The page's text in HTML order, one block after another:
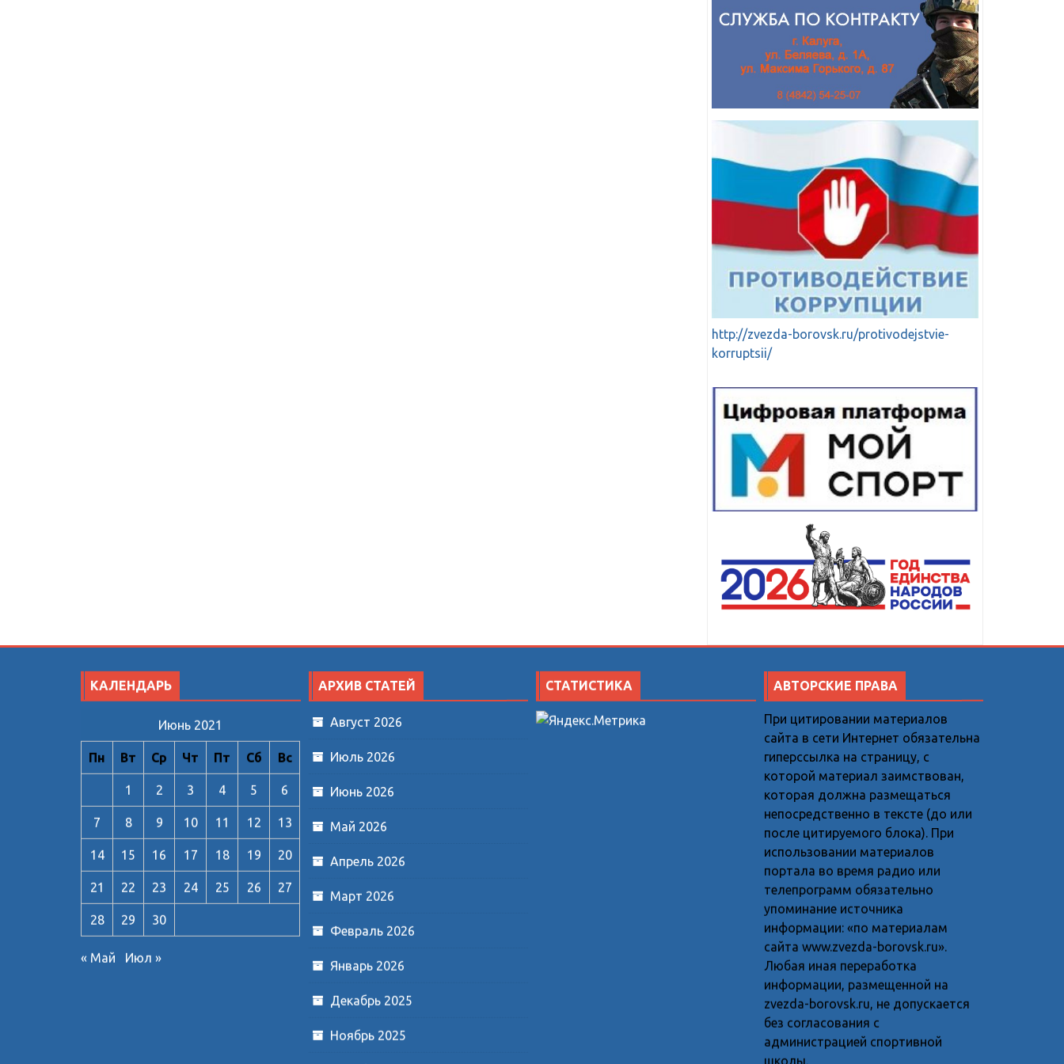
http://zvezda-borovsk.ru/protivodejstvie-
korruptsii/
КАЛЕНДАРЬ
Июнь 2021
Пн Вт Ср Чт Пт Сб Вс
1 2 3 4 5 6
7 8 9 10 11 12 13
14 15 16 17 18 19 20
21 22 23 24 25 26 27
28 29 30
« Май Июл »
АРХИВ СТАТЕЙ
Август 2026
Июль 2026
Июнь 2026
Май 2026
Апрель 2026
Март 2026
Февраль 2026
Январь 2026
Декабрь 2025
Ноябрь 2025
СТАТИСТИКА АВТОРСКИЕ ПРАВА
При цитировании материалов
сайта в сети Интернет обязательна
гиперссылка на страницу, с
которой материал заимствован,
которая должна размещаться
непосредственно в тексте (до или
после цитируемого блока). При
использовании материалов
портала во время радио или
телепрограмм обязательно
упоминание источника
информации: «по материалам
сайта www.zvezda-borovsk.ru».
Любая иная переработка
информации, размещенной на
zvezda-borovsk.ru, не допускается
без согласования с
администрацией спортивной
школы.